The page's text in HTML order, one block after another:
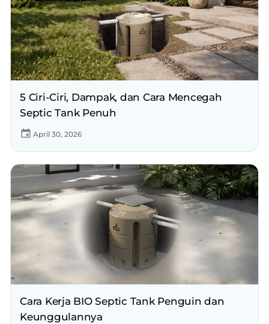
5 Ciri-Ciri, Dampak, dan Cara Mencegah
Septic Tank Penuh
April 30, 2026
Cara Kerja BIO Septic Tank Penguin dan
Keunggulannya